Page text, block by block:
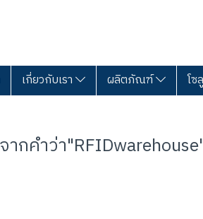
เกี่ยวกับเรา ผลิตภัณฑ์ โซ
กคำว่า